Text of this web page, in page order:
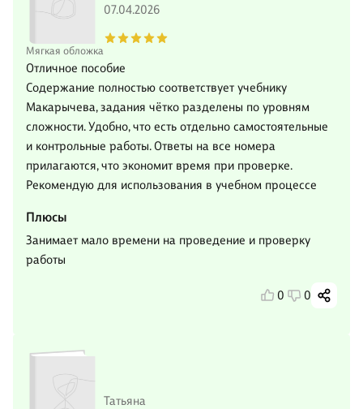
Мягкая обложка
07.04.2026
Отличное пособие
Содержание полностью соответствует учебнику
Макарычева, задания чётко разделены по уровням
сложности. Удобно, что есть отдельно самостоятельные
и контрольные работы. Ответы на все номера
прилагаются, что экономит время при проверке.
Рекомендую для использования в учебном процессе
Плюсы
Занимает мало времени на проведение и проверку
работы
0 0
Татьяна